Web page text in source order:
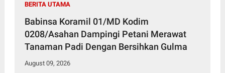
BERITA UTAMA
Babinsa Koramil 01/MD Kodim
0208/Asahan Dampingi Petani Merawat
Tanaman Padi Dengan Bersihkan Gulma
August 09, 2026